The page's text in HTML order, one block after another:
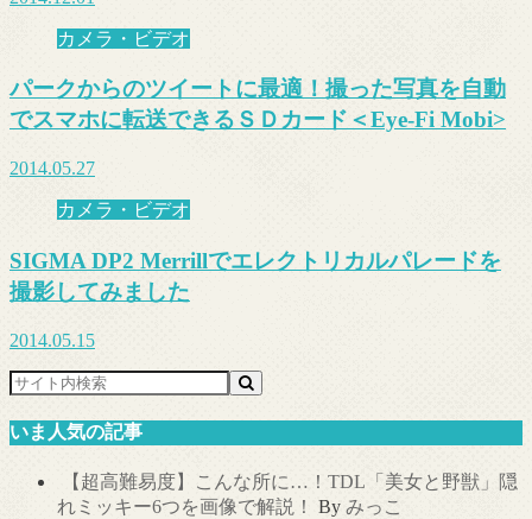
カメラ・ビデオ
パークからのツイートに最適！撮った写真を自動
でスマホに転送できるＳＤカード＜Eye-Fi Mobi>
2014.05.27
カメラ・ビデオ
SIGMA DP2 Merrillでエレクトリカルパレードを
撮影してみました
2014.05.15
いま人気の記事
【超高難易度】こんな所に…！TDL「美女と野獣」隠
れミッキー6つを画像で解説！
By みっこ